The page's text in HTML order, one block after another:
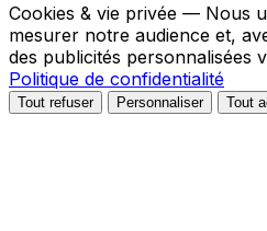
Cookies & vie privée — Nous
mesurer notre audience et,
des publicités personnalisées
Politique de confidentialité
Tout refuser Personnaliser Tout